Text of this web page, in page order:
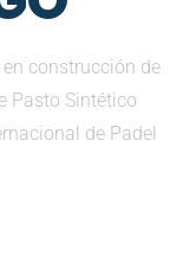
construcción de
Pasto Sintético
de Padel